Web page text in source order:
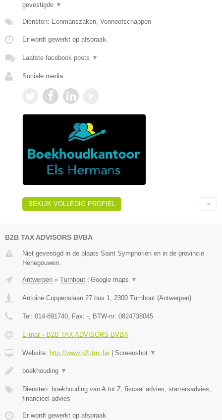
gevestigde ▼
Diensten: Eenmanszaken, Vennootschappen
Er wordt gewerkt op afspraak.
Laatste facebook posts ▼
Sociale media:
BEKIJK VOLLEDIG PROFIEL
B2B TAX ADVISORS BVBA
Niet gevestigd in de plaats Saint Symphorien en in de provincie
Henegouwen.
Antwerpen » Turnhout Google maps ▼
Antoine Coppenslaan 27 bus 1, 2300 Turnhout (Antwerpen)
Tel: 014-891740, Fax: -, BTW-nr: 0824738045
E-mail › B2B TAX ADVISORS BVBA
Website: http://www.b2btax.be Screenshot ▼
boekhouding ▼
Diensten: boekhouding van A tot Z, fiscaal advies, startersadvies,
financieel advies
Er wordt gewerkt op afspraak.